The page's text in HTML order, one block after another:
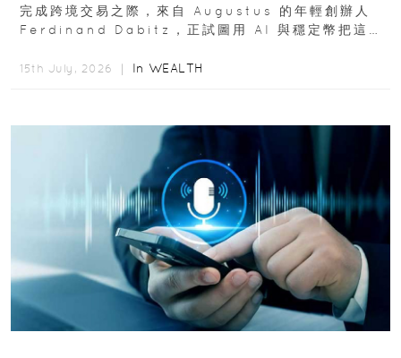
完成跨境交易之際，來自 Augustus 的年輕創辦人
Ferdinand Dabitz，正試圖用 AI 與穩定幣把這套
15th July, 2026 ｜ In WEALTH